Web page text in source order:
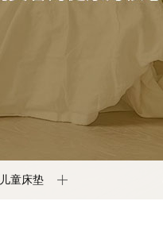
儿童床垫